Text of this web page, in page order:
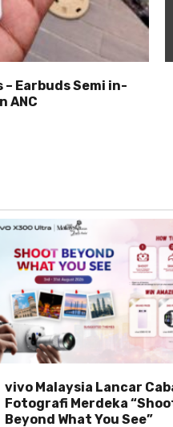
– Earbuds Semi in-
ANC
vivo Malaysia Lancar
Fotografi Merdeka
Beyond What You See”